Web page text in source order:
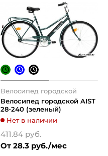
Велосипед городской
Велосипед городской AIST
28-240 (зеленый)
Нет в наличии
411.84 руб.
От 28.3 руб./мес